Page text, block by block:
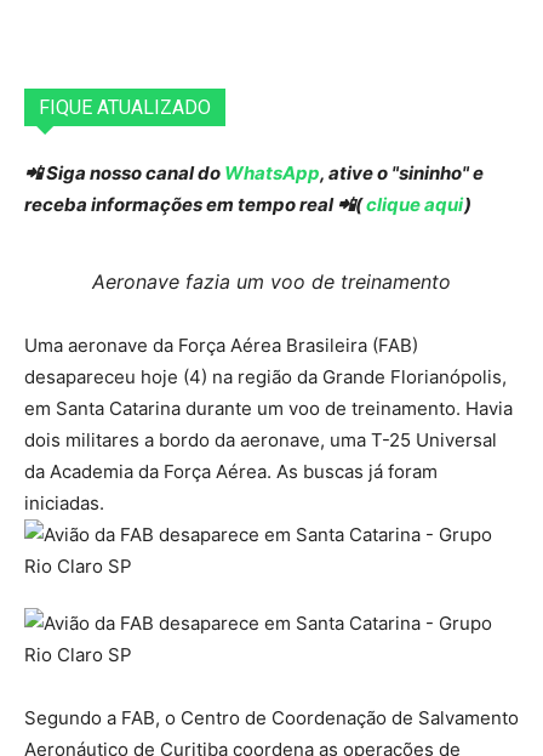
FIQUE ATUALIZADO
📲 Siga nosso canal do WhatsApp, ative o "sininho" e
receba informações em tempo real 📲(clique aqui)
Aeronave fazia um voo de treinamento
Uma aeronave da Força Aérea Brasileira (FAB)
desapareceu hoje (4) na região da Grande Florianópolis,
em Santa Catarina durante um voo de treinamento. Havia
dois militares a bordo da aeronave, uma T-25 Universal
da Academia da Força Aérea. As buscas já foram
iniciadas.
Segundo a FAB, o Centro de Coordenação de Salvamento
Aeronáutico de Curitiba coordena as operações de